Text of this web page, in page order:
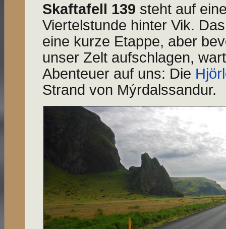
Skaftafell 139 steht auf
Viertelstunde hinter Vik.
eine kurze Etappe, aber
unser Zelt aufschlagen,
Abenteuer auf uns: Die
Strand von Mýrdalssandur.